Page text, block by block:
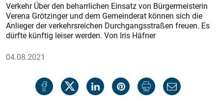
Verkehr Über den beharrlichen Einsatz von Bürgermeisterin
Verena Grötzinger und dem Gemeinderat können sich die
Anlieger der verkehrsreichen Durchgangsstraßen freuen. Es
dürfte künftig leiser werden. Von Iris Häfner
04.08.2021